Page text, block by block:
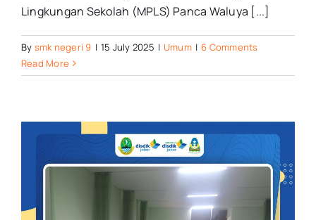
Lingkungan Sekolah (MPLS) Panca Waluya [...]
By smk negeri 9 | 15 July 2025 | Umum | 6 Comments
Read More